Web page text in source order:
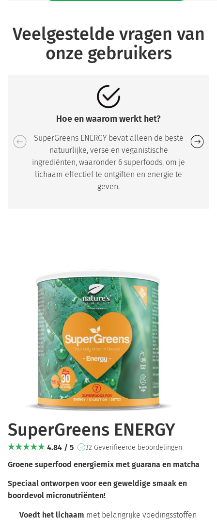
Veelgestelde vragen van
onze gebruikers
Hoe en waarom werkt het?
SuperGreens ENERGY bevat alleen de beste
natuurlijke, verse en veganistische
ingrediënten, waaronder 6 superfoods, om je
lichaam effectief te ontgiften en energie te
geven.
SuperGreens ENERGY
4.84 / 5 32 Geverifieerde beoordelingen
Groene superfood energiemix met guarana en matcha
Speciaal ontworpen voor een geweldige smaak en
boordevol micronutriënten!
Voedt het lichaam met belangrijke voedingsstoffen